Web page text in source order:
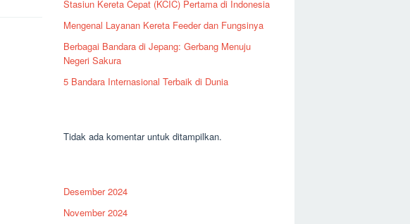
Stasiun Kereta Cepat (KCIC) Pertama di Indonesia
Mengenal Layanan Kereta Feeder dan Fungsinya
Berbagai Bandara di Jepang: Gerbang Menuju
Negeri Sakura
5 Bandara Internasional Terbaik di Dunia
Tidak ada komentar untuk ditampilkan.
Desember 2024
November 2024